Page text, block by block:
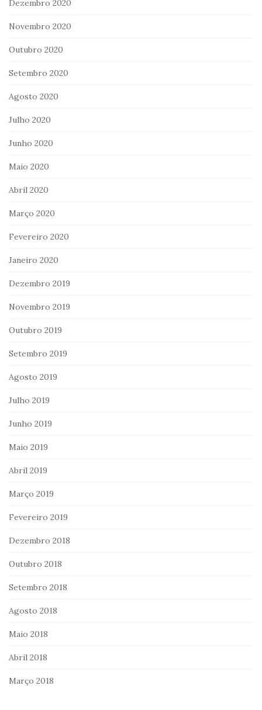
Dezembro 2020
Novembro 2020
Outubro 2020
Setembro 2020
Agosto 2020
Julho 2020
Junho 2020
Maio 2020
Abril 2020
Março 2020
Fevereiro 2020
Janeiro 2020
Dezembro 2019
Novembro 2019
Outubro 2019
Setembro 2019
Agosto 2019
Julho 2019
Junho 2019
Maio 2019
Abril 2019
Março 2019
Fevereiro 2019
Dezembro 2018
Outubro 2018
Setembro 2018
Agosto 2018
Maio 2018
Abril 2018
Março 2018